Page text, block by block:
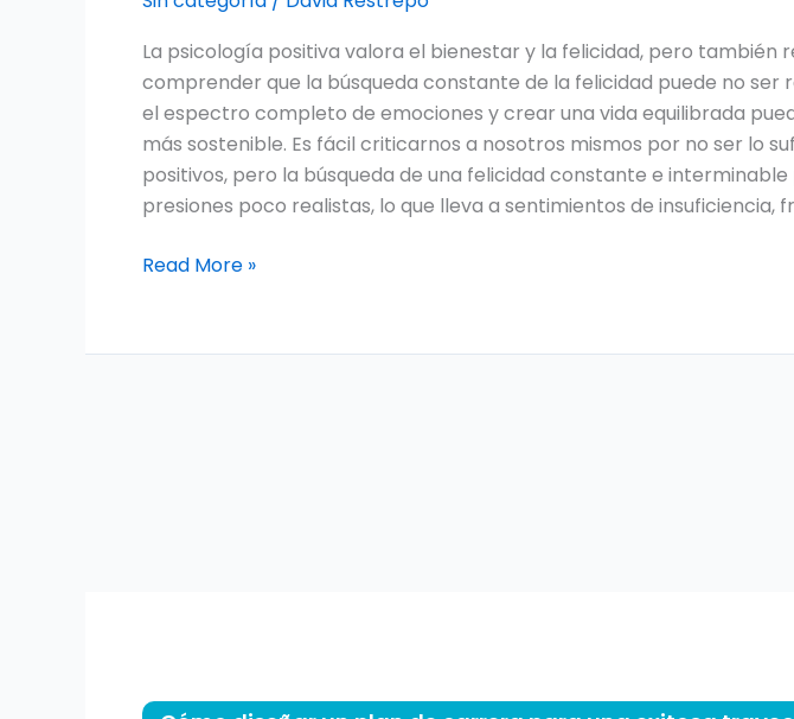
La psicología positiva valora el bienestar y la felicidad, pero también
comprender que la búsqueda constante de la felicidad puede no ser
el espectro completo de emociones y crear una vida equilibrada
más sostenible. Es fácil criticarnos a nosotros mismos por no ser lo
positivos, pero la búsqueda de una felicidad constante e
presiones poco realistas, lo que lleva a sentimientos de insuficiencia,
Read More »